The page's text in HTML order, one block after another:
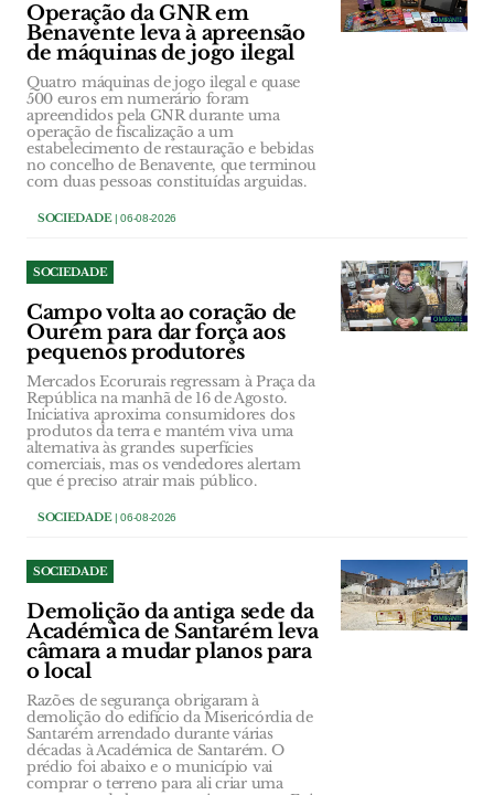
Operação da GNR em
Benavente leva à apreensão
de máquinas de jogo ilegal
Quatro máquinas de jogo ilegal e quase
500 euros em numerário foram
apreendidos pela GNR durante uma
operação de fiscalização a um
estabelecimento de restauração e bebidas
no concelho de Benavente, que terminou
com duas pessoas constituídas arguidas.
SOCIEDADE| 06-08-2026
SOCIEDADE
Campo volta ao coração de
Ourém para dar força aos
pequenos produtores
Mercados Ecorurais regressam à Praça da
República na manhã de 16 de Agosto.
Iniciativa aproxima consumidores dos
produtos da terra e mantém viva uma
alternativa às grandes superfícies
comerciais, mas os vendedores alertam
que é preciso atrair mais público.
SOCIEDADE| 06-08-2026
SOCIEDADE
Demolição da antiga sede da
Académica de Santarém leva
câmara a mudar planos para
o local
Razões de segurança obrigaram à
demolição do edifício da Misericórdia de
Santarém arrendado durante várias
décadas à Académica de Santarém. O
prédio foi abaixo e o município vai
comprar o terreno para ali criar uma